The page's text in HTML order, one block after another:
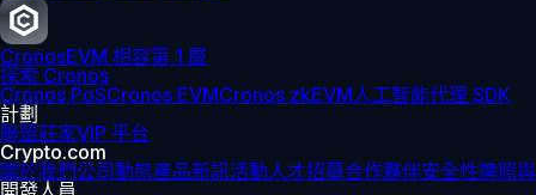
CronosEVM 相容第 1 層
探索 Cronos
Cronos PoSCronos EVMCronos zkEVM人工智能代理 SDK
計劃
聯盟莊家VIP 平台
Crypto.com
關於我們公司動態產品新訊活動人才招募合作夥伴安全性牌照
開發人員